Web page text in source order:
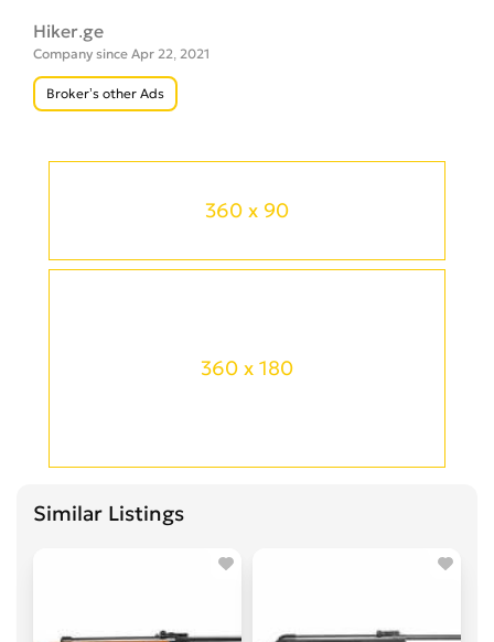
360 x 90
360 x 180
Similar Listings
Hiker.ge
Company since Apr 22, 2021
Broker’s other Ads